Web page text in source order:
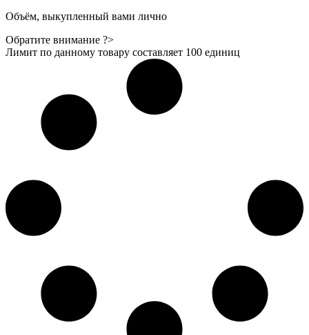
Объём, выкупленный вами лично
Обратите внимание ?>
Лимит по данному товару составляет 100 единиц